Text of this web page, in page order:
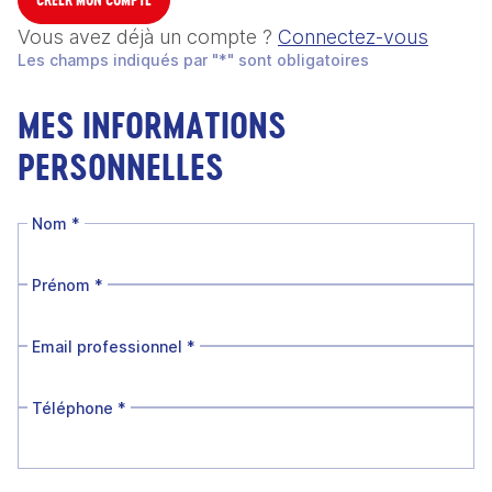
Vous avez déjà un compte ? Connectez-vous
Les champs indiqués par "*" sont obligatoires
MES INFORMATIONS
PERSONNELLES
Nom *
Prénom *
Email professionnel *
Téléphone *